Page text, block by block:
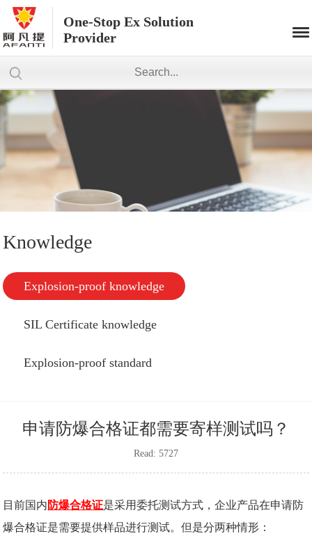
One-Stop Ex Solution
Provider
Knowledge
Explosion-proof knowledge
SIL Certificate knowledge
Explosion-proof standard
申请防爆合格证都需要寄样测试吗？
Read: 5727
目前国内 防爆合格证是采用委托测试方式，企业产品在申请防
爆合格证是需要提供样品进行测试。但是分两种情形：